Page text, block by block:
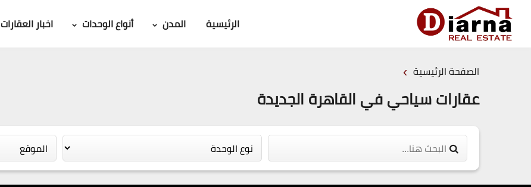
الرئيسية المدن أنواع الوحدات اخبار العقارات
الصفحة الرئيسية ›
عقارات سياحي في القاهرة الجديدة